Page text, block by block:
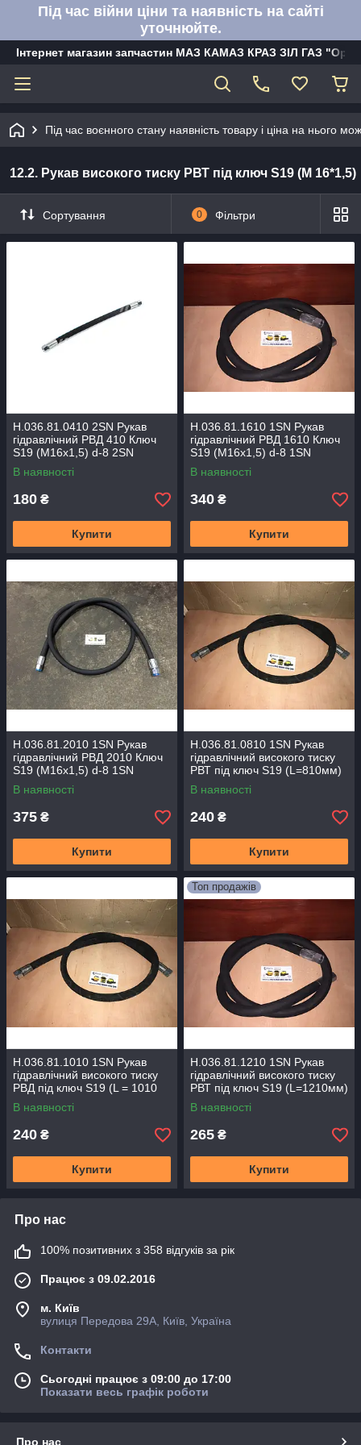
Під час війни ціни та наявність на сайті
уточнюйте.
Інтернет магазин запчастин МАЗ КАМАЗ КРАЗ ЗІЛ ГАЗ
Під час воєнного стану наявність товару і ціна на нього
12.2. Рукав високого тиску РВТ під ключ S19 (М 16*1,5)
Сортування 0 Фільтри
Н.036.81.0410 2SN Рукав
гідравлічний РВД 410 Ключ
S19 (M16x1,5) d-8 2SN
ПРЕМІУМ
В наявності
180 ₴
Купити
Н.036.81.1610 1SN Рукав
гідравлічний РВД 1610 Ключ
S19 (M16x1,5) d-8 1SN
ПРЕМІУМ
В наявності
340 ₴
Купити
Н.036.81.2010 1SN Рукав
гідравлічний РВД 2010 Ключ
S19 (M16x1,5) d-8 1SN
ПРЕМІУМ
В наявності
375 ₴
Купити
Н.036.81.0810 1SN Рукав
гідравлічний високого тиску
РВТ під ключ S19 (L=810мм)
(М16х1.5)
В наявності
240 ₴
Купити
Н.036.81.1010 1SN Рукав
гідравлічний високого тиску
РВД під ключ S19 (L = 1010
мм) (M16х1,5)
В наявності
240 ₴
Купити
Топ продажів
Н.036.81.1210 1SN Рукав
гідравлічний високого тиску
РВТ під ключ S19 (L=1210мм)
(M16х1.5)
В наявності
265 ₴
Купити
Про нас
100% позитивних з 358 відгуків за рік
Працює з 09.02.2016
м. Київ
вулиця Передова 29А, Київ, Україна
Контакти
Сьогодні працює з 09:00 до 17:00
Показати весь графік роботи
Про нас